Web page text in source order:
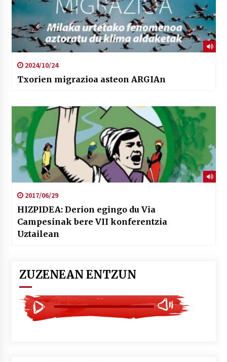
2024/10/24
Txorien migrazioa asteon ARGIAn
2017/06/29
HIZPIDEA: Derion egingo du Via
Campesinak bere VII konferentzia
Uztailean
ZUZENEAN ENTZUN